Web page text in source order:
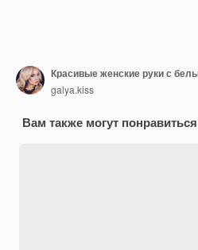
Красивые женские руки с
galya.kiss
Вам также могут